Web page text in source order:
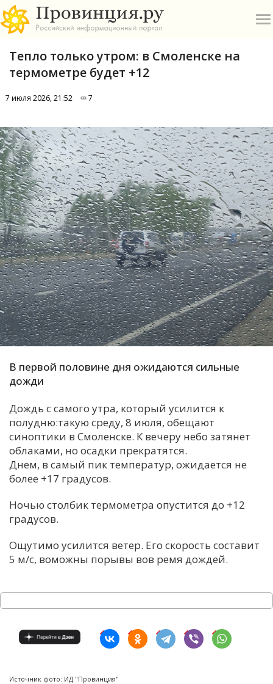
А
Б
В
Е
И
М
Н
О
П
Р
С
У
Тепло только утром: в Смоленске на
термометре будет +12
7 июля 2026, 21:52 7
В первой половине дня ожидаются сильные
дожди
Дождь с самого утра, который усилится к
полудню:такую среду, 8 июля, обещают
синоптики в Смоленске. К вечеру небо затянет
облаками, но осадки прекратятся.
Днем, в самый пик температур, ожидается не
более +17 градусов.
Ночью столбик термометра опустится до +12
градусов.
Ощутимо усилится ветер. Его скорость составит
5 м/с, воможны порывы вов ремя дождей.
Источник фото: ИД "Провинция"